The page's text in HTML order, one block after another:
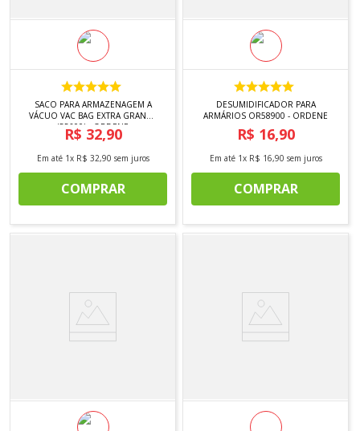
SACO PARA ARMAZENAGEM A
VÁCUO VAC BAG EXTRA GRANDE
(55600) - ORDENE
R$ 32,90
Em até 1x R$ 32,90 sem juros
COMPRAR
DESUMIDIFICADOR PARA
ARMÁRIOS OR58900 - ORDENE
R$ 16,90
Em até 1x R$ 16,90 sem juros
COMPRAR